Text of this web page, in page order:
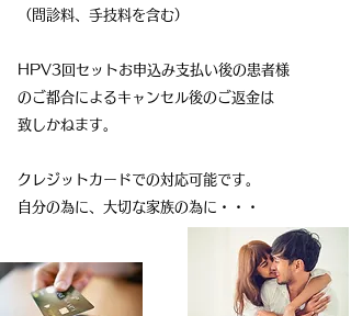
（問診料、手技料を含む）
HPV3回セットお申込み支払い後の患者様
のご都合によるキャンセル後のご返金は
致しかねます。
​クレジットカードでの対応可能です。
​自分の為に、大切な家族の為に・・・